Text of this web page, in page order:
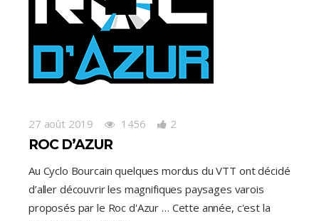
27 août 2019 1456 2
ROC D’AZUR
Au Cyclo Bourcain quelques mordus du VTT ont décidé
d’aller découvrir les magnifiques paysages varois
proposés par le Roc d'Azur … Cette année, c'est la